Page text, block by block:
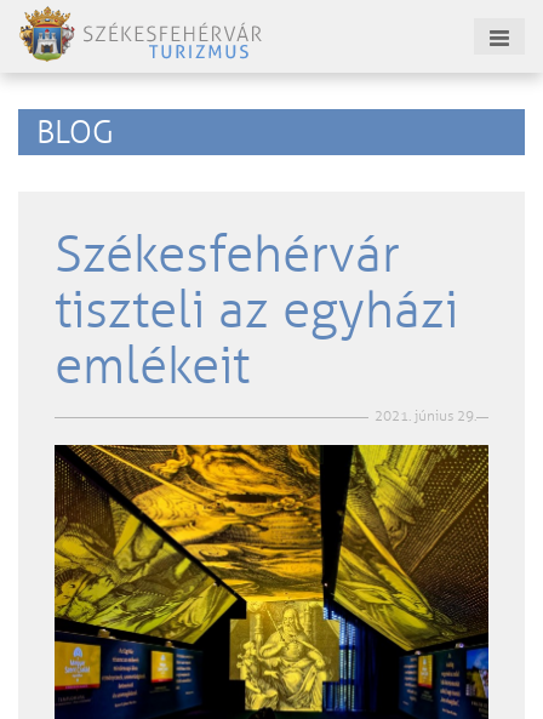
BLOG
Székesfehérvár
tiszteli az egyházi
emlékeit
2021. június 29.